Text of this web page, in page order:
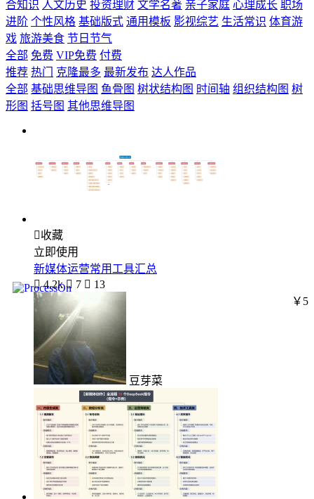
合知识 人文历史 投资理财 文学名著 亲子家庭 心理成长 职场
进阶 个性风格 基础版式 通用模板 影视综艺 生活常识 体育游
戏 旅游美食 节日节气
全部 免费 VIP免费 付费
推荐 热门 克隆最多 最新发布 达人作品
全部 基础思维导图 鱼骨图 树状结构图 时间轴 组织结构图 树
形图 括号图 其他思维导图
收藏
立即使用
新媒体运营常用工具汇总
 4.2k  7  13
豆芽菜
￥5